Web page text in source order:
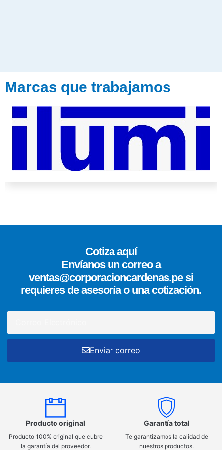
Marcas que trabajamos
Cotiza aquí
Envíanos un correo a
ventas@corporacioncardenas.pe si
requieres de asesoría o una cotización.
Enviar correo
Producto original
Producto 100% original que cubre
la garantía del proveedor.
Garantía total
Te garantizamos la calidad de
nuestros productos.